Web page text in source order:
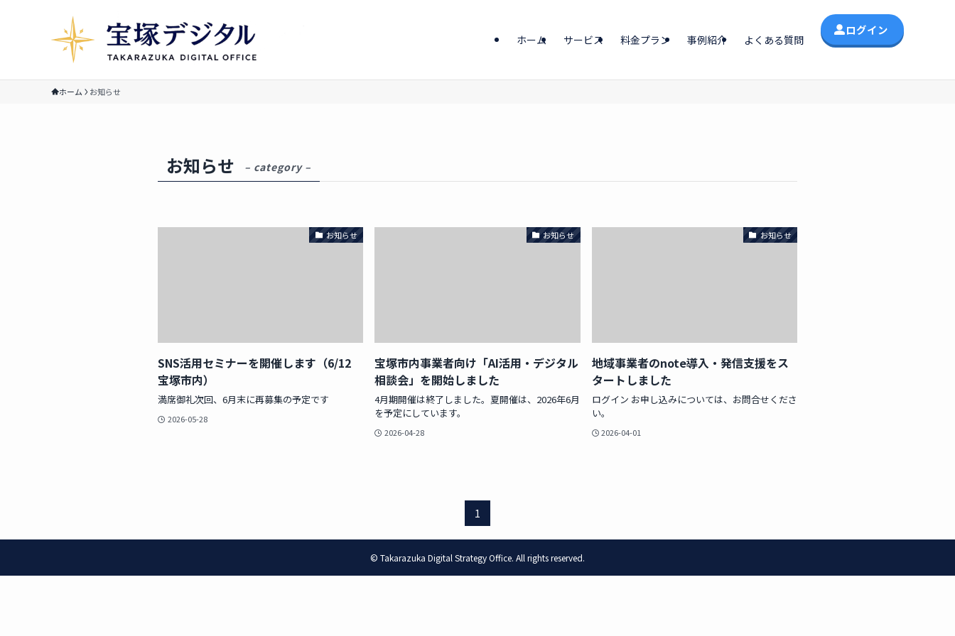
ホーム サービス 料金プラン 事例紹介 よくある質問
ログイン
ホーム お知らせ
お知らせ – category –
お知らせ
SNS活用セミナーを開催します（6/12
宝塚市内）
満席御礼次回、6月末に再募集の予定です
2026-05-28
お知らせ
宝塚市内事業者向け「AI活用・デジタル
相談会」を開始しました
4月期開催は終了しました。夏開催は、2026年6月
を予定にしています。
2026-04-28
お知らせ
地域事業者のnote導入・発信支援をス
タートしました
ログイン お申し込みについては、お問合せくださ
い。
2026-04-01
1
© Takarazuka Digital Strategy Office. All rights reserved.